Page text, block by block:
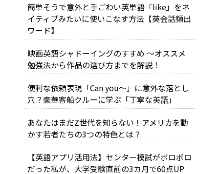
簡単そうで意外と手ごわい英単語「like」をネ
イティブみたいに使いこなす方法【英会話頻出
ワード】
映画英語シャドーイングのすすめ ～オススメ
勉強法から作品の選び方までを解説！
便利な依頼表現「Can you～」に意外な落とし
穴？豪華客船クルーに学ぶ「丁寧な英語」
あなたはまだZ世代を知らない！アメリカを動
かす若者たちの3つの特色とは？
【英語アプリ活用法】センター模試がボロボロ
だった私が、大学受験直前の3カ月で60点UP